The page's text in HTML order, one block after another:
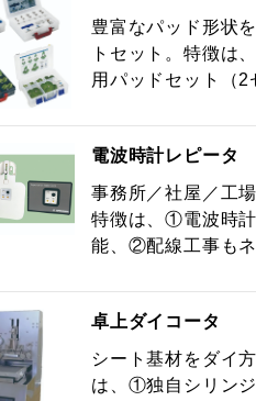
豊富なパッド形状
トセット。特徴は
用パッドセット（
電波時計レピータ
事務所／社屋／工
特徴は、①電波時
能、②配線工事も
卓上ダイコータ
シート基材をダイ
は、①独自シリン